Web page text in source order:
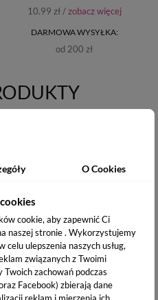
O Cookies
cookie, aby zapewnić Ci
naszej stronie . Wykorzystujemy
ulepszenia naszych usług,
związanych z Twoimi
zachowań podczas
Facebook) zbierają dane
reklam i mierzenia ich
10.99 zł /zobacz więcej
DARMOWA WYSYŁKA:
od 200 zł
Boska Nails Lakier